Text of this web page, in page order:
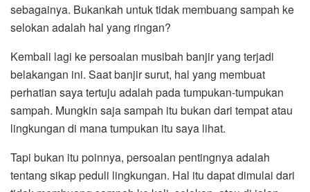
sebagainya. Bukankah untuk tidak membuang sampah ke
selokan adalah hal yang ringan?
Kembali lagi ke persoalan musibah banjir yang terjadi
belakangan ini. Saat banjir surut, hal yang membuat
perhatian saya tertuju adalah pada tumpukan-tumpukan
sampah. Mungkin saja sampah itu bukan dari tempat atau
lingkungan di mana tumpukan itu saya lihat.
Tapi bukan itu poinnya, persoalan pentingnya adalah
tentang sikap peduli lingkungan. Hal itu dapat dimulai dari